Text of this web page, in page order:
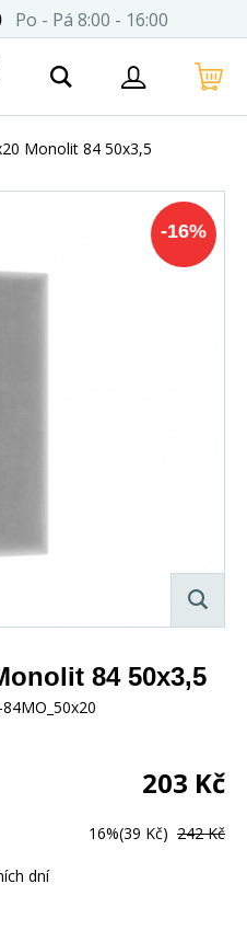
Po - Pá 8:00 - 16:00
Monolit 84 50x3,5
-16%
84 50x3,5
203 Kč
16%(39 Kč) 242 Kč
dní